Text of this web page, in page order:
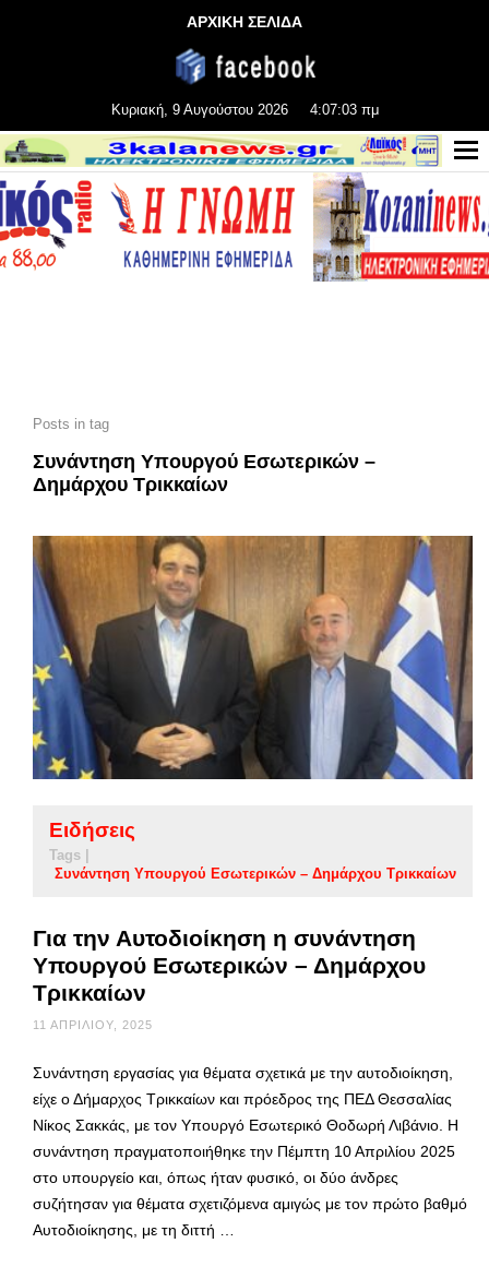
ΑΡΧΙΚΗ ΣΕΛΙΔΑ
Κυριακή, 9 Αυγούστου 2026 4:07:04 πμ
Posts in tag
Συνάντηση Υπουργού Εσωτερικών –
Δημάρχου Τρικκαίων
Ειδήσεις
Tags |
Συνάντηση Υπουργού Εσωτερικών – Δημάρχου Τρικκαίων
Για την Αυτοδιοίκηση η συνάντηση
Υπουργού Εσωτερικών – Δημάρχου
Τρικκαίων
11 ΑΠΡΙΛΊΟΥ, 2025
Συνάντηση εργασίας για θέματα σχετικά με την αυτοδιοίκηση,
είχε ο Δήμαρχος Τρικκαίων και πρόεδρος της ΠΕΔ Θεσσαλίας
Νίκος Σακκάς, με τον Υπουργό Εσωτερικό Θοδωρή Λιβάνιο. Η
συνάντηση πραγματοποιήθηκε την Πέμπτη 10 Απριλίου 2025
στο υπουργείο και, όπως ήταν φυσικό, οι δύο άνδρες
συζήτησαν για θέματα σχετιζόμενα αμιγώς με τον πρώτο βαθμό
Αυτοδιοίκησης, με τη διττή …